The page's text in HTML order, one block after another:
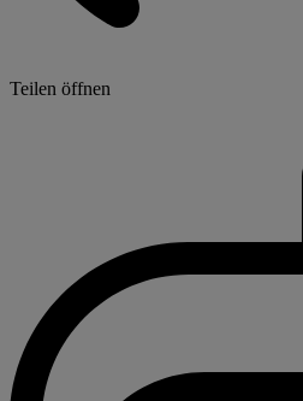
Teilen öffnen